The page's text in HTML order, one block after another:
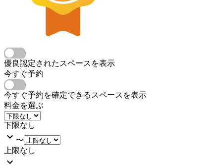
優良認定されたスペースを表示
今すぐ予約
今すぐ予約を確定できるスペースを表示
料金を選ぶ
下限なし
〜
上限なし